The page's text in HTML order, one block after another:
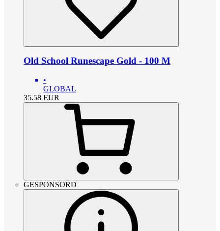
Old School Runescape Gold - 100 M
•
GLOBAL
35.58 EUR
GESPONSORD